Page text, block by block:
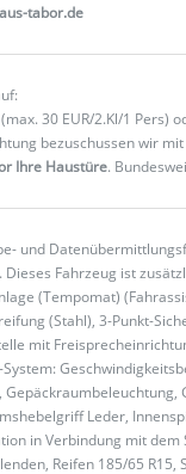
tabor.de
(max. 30 EUR/2.Kl/1 Pers)
bezuschussen wir mit
Ihre Haustüre.
und
Fahrzeug ist
(Tempomat)
(Stahl), 3-Punkt-
mit
Leder,
in Verbindung mit
Reifen 185/65